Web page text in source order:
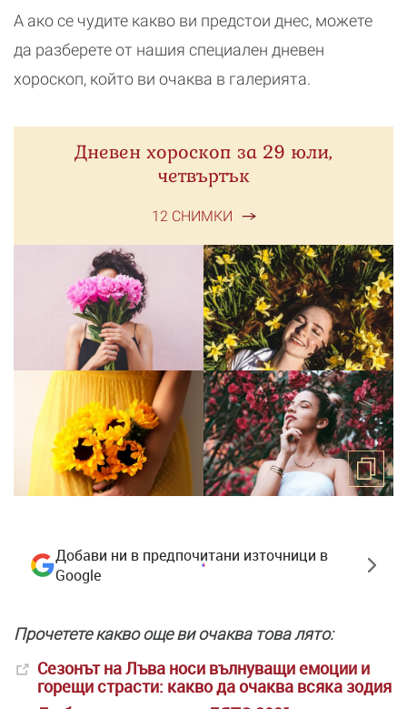
А ако се чудите какво ви предстои днес, можете
да разберете от нашия специален дневен
хороскоп, който ви очаква в галерията.
Дневен хороскоп за 29 юли,
четвъртък
12 СНИМКИ
Добави ни в предпочитани източници в
Google
Прочетете какво още ви очаква това лято:
Сезонът на Лъва носи вълнуващи емоции и
горещи страсти: какво да очаква всяка зодия